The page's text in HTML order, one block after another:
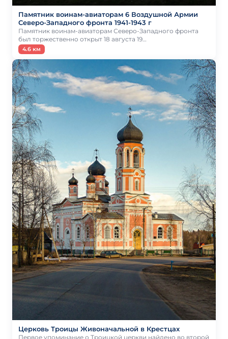
Памятник воинам-авиаторам 6 Воздушной Армии
Северо-Западного фронта 1941-1943 г
Памятник воинам-авиаторам Северо-Западного фронта
был торжественно открыт 18 августа 19…
4.6 км
Церковь Троицы Живоначальной в Крестцах
Первое упоминание о Троицкой церкви найдено во второй